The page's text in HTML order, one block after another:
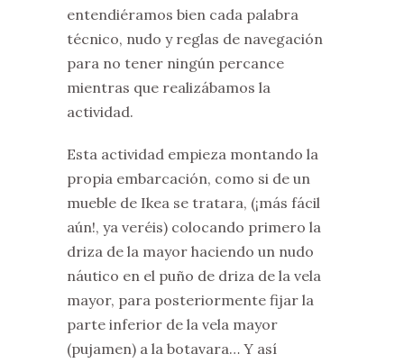
entendiéramos bien cada palabra
técnico, nudo y reglas de navegación
para no tener ningún percance
mientras que realizábamos la
actividad.
Esta actividad empieza montando la
propia embarcación, como si de un
mueble de Ikea se tratara, (¡más fácil
aún!, ya veréis) colocando primero la
driza de la mayor haciendo un nudo
náutico en el puño de driza de la vela
mayor, para posteriormente fijar la
parte inferior de la vela mayor
(pujamen) a la botavara… Y así